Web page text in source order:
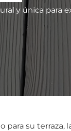
y única para
su